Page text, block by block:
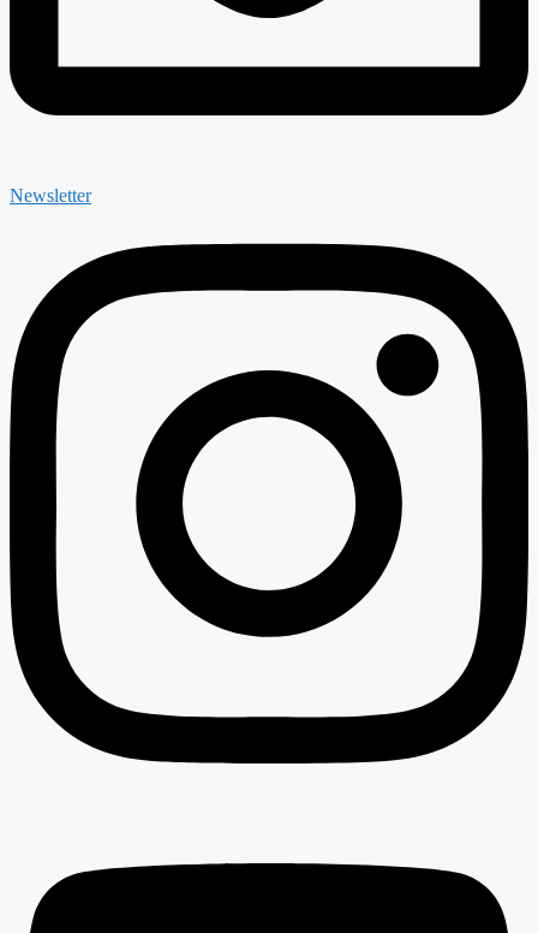
Newsletter